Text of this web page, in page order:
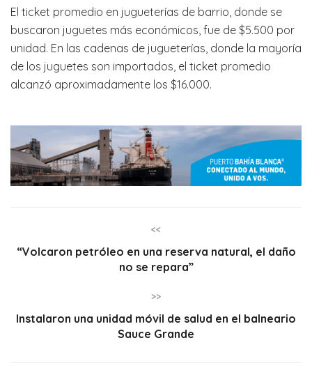
El ticket promedio en jugueterías de barrio, donde se
buscaron juguetes más económicos, fue de $5.500 por
unidad. En las cadenas de jugueterías, donde la mayoría
de los juguetes son importados, el ticket promedio
alcanzó aproximadamente los $16.000.
<<
“Volcaron petróleo en una reserva natural, el daño
no se repara”
>>
Instalaron una unidad móvil de salud en el balneario
Sauce Grande